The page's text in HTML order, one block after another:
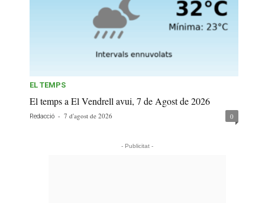
EL TEMPS
El temps a El Vendrell avui, 7 de Agost de 2026
Redacció - 7 d'agost de 2026 0
- Publicitat -